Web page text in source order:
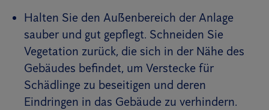
Halten Sie den Außenbereich der Anlage
sauber und gut gepflegt. Schneiden Sie
Vegetation zurück, die sich in der Nähe des
Gebäudes befindet, um Verstecke für
Schädlinge zu beseitigen und deren
Eindringen in das Gebäude zu verhindern.